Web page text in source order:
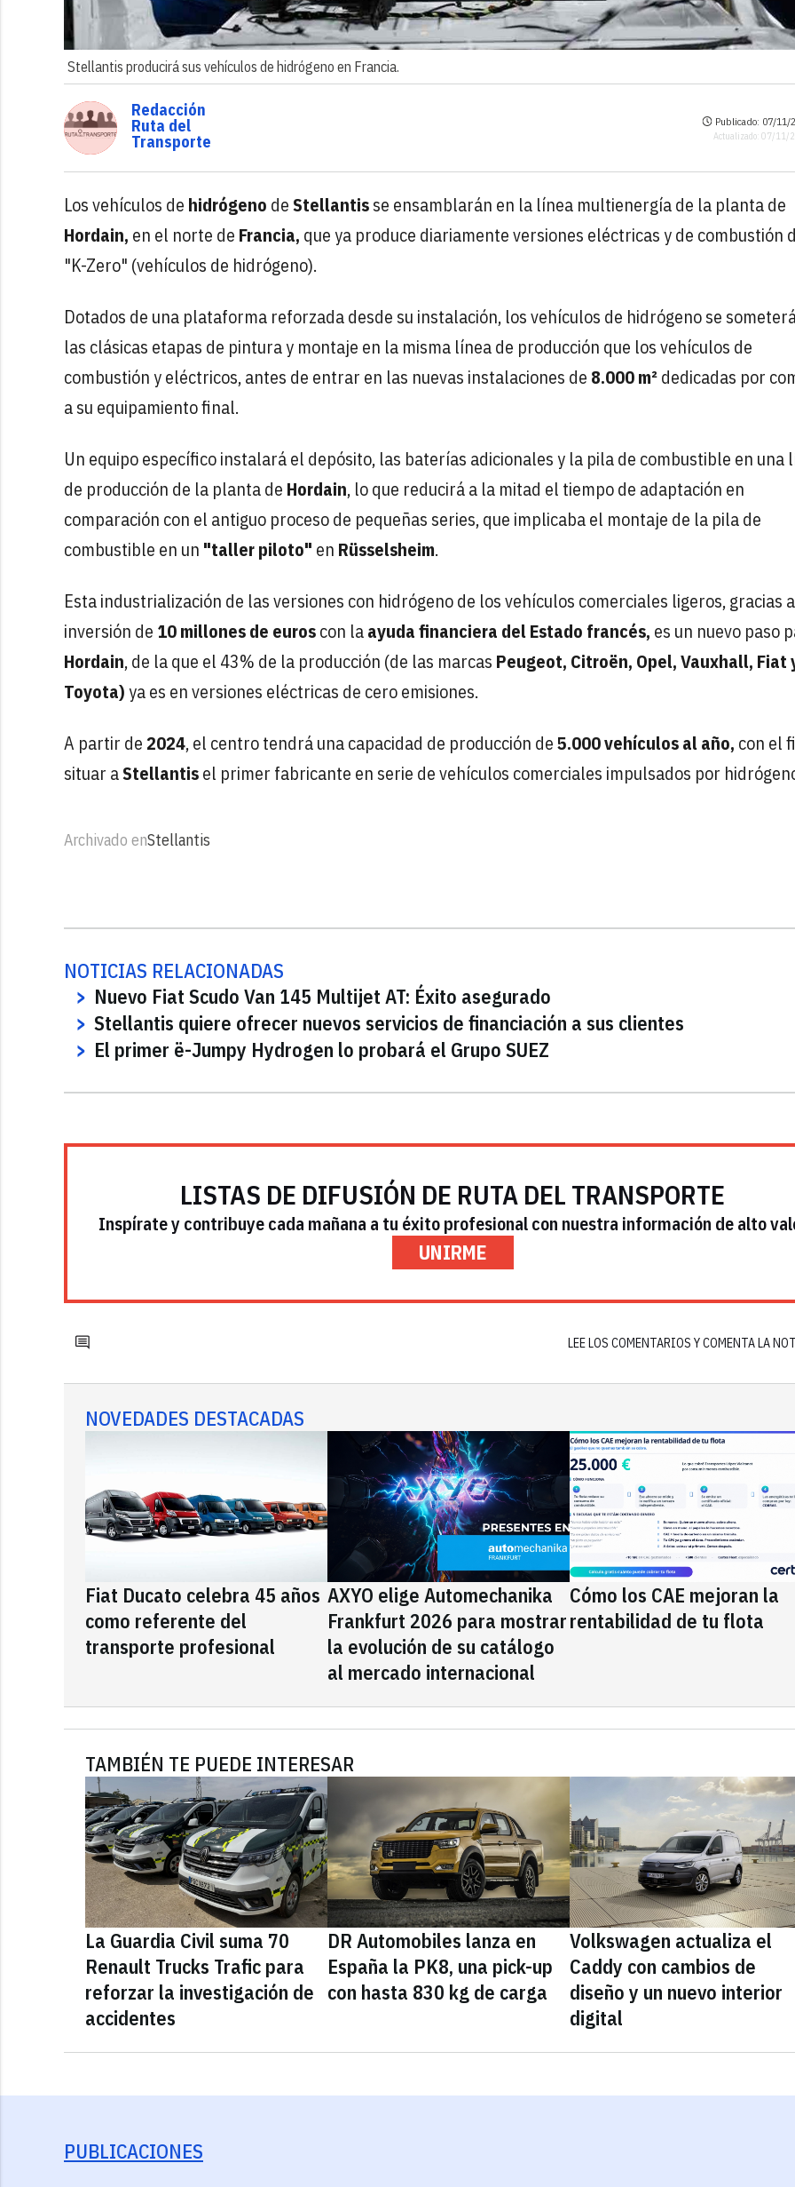
Stellantis producirá sus vehículos de hidrógeno en Francia.
Redacción
Ruta del
Transporte
Publicado: 07/11/
Actualizado: 07/11/
Los vehículos de hidrógeno deStellantisse ensamblarán en la línea multienergía de la planta de
Hordain, en el norte de Francia, que ya produce diariamente versiones eléctricas y de combustión
"K-Zero" (vehículos de hidrógeno).
Dotados de una plataforma reforzada desde su instalación, los vehículos de hidrógeno se
las clásicas etapas de pintura y montaje en la misma línea de producción que los vehículos de
combustión y eléctricos, antes de entrar en las nuevas instalaciones de 8.000 m²dedicadas por
a su equipamiento final.
Un equipo específico instalará el depósito, las baterías adicionales y la pila de combustible en una
de producción de la planta de Hordain, lo que reducirá a la mitad el tiempo de adaptación en
comparación con el antiguo proceso de pequeñas series, que implicaba el montaje de la pila de
combustible en un "taller piloto" en Rüsselsheim.
Esta industrialización de las versiones con hidrógeno de los vehículos comerciales ligeros, gracias
inversión de 10 millones de euroscon laayuda financiera del Estado francés, es un nuevo paso
Hordain, de la que el 43% de la producción (de las marcas Peugeot, Citroën, Opel, Vauxhall, Fiat
Toyota)ya es en versiones eléctricas de cero emisiones.
A partir de2024, el centro tendrá una capacidad de producción de5.000 vehículos al año, con el
situar aStellantisel primer fabricante en serie de vehículos comerciales impulsados por
Archivado enStellantis
NOTICIAS RELACIONADAS
Nuevo Fiat Scudo Van 145 Multijet AT: Éxito asegurado
Stellantis quiere ofrecer nuevos servicios de financiación a sus clientes
El primer ë-Jumpy Hydrogen lo probará el Grupo SUEZ
LISTAS DE DIFUSIÓN DE RUTA DEL TRANSPORTE
Inspírate y contribuye cada mañana a tu éxito profesional con nuestra información de alto
UNIRME
LEE LOS COMENTARIOS Y COMENTA LA
NOVEDADES DESTACADAS
Fiat Ducato celebra 45 años
como referente del
transporte profesional
AXYO elige Automechanika
Frankfurt 2026 para mostrar
la evolución de su catálogo
al mercado internacional
Cómo los CAE mejoran la
rentabilidad de tu flota
TAMBIÉN TE PUEDE INTERESAR
La Guardia Civil suma 70
Renault Trucks Trafic para
reforzar la investigación de
accidentes
DR Automobiles lanza en
España la PK8, una pick-up
con hasta 830 kg de carga
Volkswagen actualiza el
Caddy con cambios de
diseño y un nuevo interior
digital
PUBLICACIONES